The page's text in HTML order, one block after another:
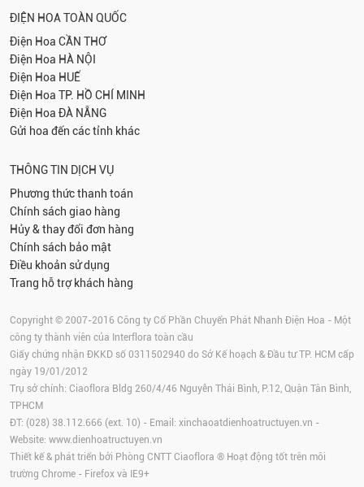
ĐIỆN HOA TOÀN QUỐC
Điện Hoa CẦN THƠ
Điện Hoa HÀ NỘI
Điện Hoa HUẾ
Điện Hoa TP. HỒ CHÍ MINH
Điện Hoa ĐÀ NẴNG
Gửi hoa đến các tỉnh khác
THÔNG TIN DỊCH VỤ
Phương thức thanh toán
Chính sách giao hàng
Hủy & thay đổi đơn hàng
Chính sách bảo mật
Điều khoản sử dụng
Trang hỗ trợ khách hàng
Copyright © 2007-2016 Công ty Cổ Phần Chuyển Phát Nhanh Điện Hoa - Một
công ty thành viên của Interflora toàn cầu
Giấy chứng nhận ĐKKD số 0311502940 do Sở Kế hoạch & Đầu tư TP. HCM cấp
ngày 19/01/2012
Trụ sở chính: Ciaoflora Bldg 260/4/46 Nguyễn Thái Bình, P.12, Quận Tân Bình,
TPHCM
ĐT: (028) 38.112.666 (ext. 10) - Email: xinchaoatdienhoatructuyen.vn -
Website: www.dienhoatructuyen.vn
Thiết kế & phát triển bởi Phòng CNTT Ciaoflora ® Hoạt động tốt trên môi
trường Chrome - Firefox và IE9+